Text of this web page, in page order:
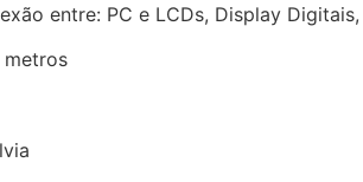
entre: PC e LCDs, Display
metros